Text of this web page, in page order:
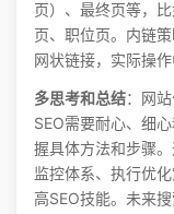
页）、最终页等，
页、职位页。内链
网状链接，实际操作
多思考和总结：网
SEO需要耐心、细
握具体方法和步骤
监控体系、执行优
高SEO技能。未来